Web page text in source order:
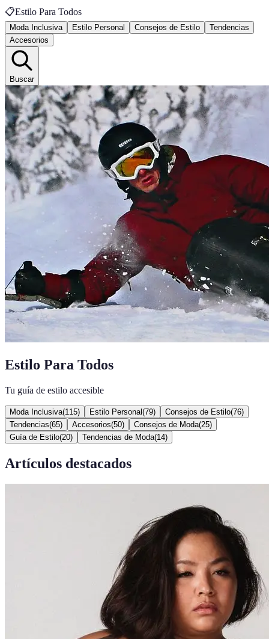
📋Estilo Para Todos
Moda Inclusiva Estilo Personal Consejos de Estilo
Tendencias
Accesorios
Buscar
Estilo Para Todos
Tu guía de estilo accesible
Moda Inclusiva(115) Estilo Personal (79) Consejos de Estilo(76)
Tendencias(65) Accesorios(50) Consejos de Moda(25)
Guía de Estilo(20) Tendencias de Moda(14)
Artículos destacados